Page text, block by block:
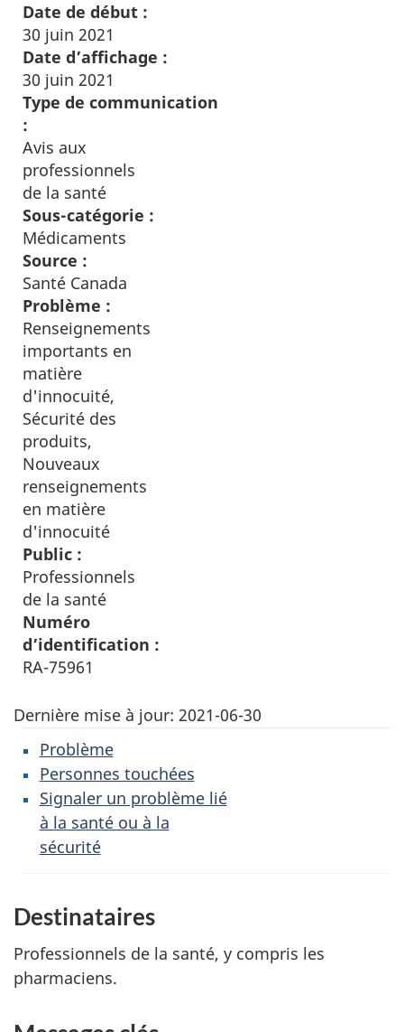
Date de début :
30 juin 2021
Date d’affichage :
30 juin 2021
Type de communication
:
Avis aux
professionnels
de la santé
Sous-catégorie :
Médicaments
Source :
Santé Canada
Problème :
Renseignements
importants en
matière
d'innocuité,
Sécurité des
produits,
Nouveaux
renseignements
en matière
d'innocuité
Public :
Professionnels
de la santé
Numéro
d’identification :
RA-75961
Dernière mise à jour: 2021-06-30
Problème
Personnes touchées
Signaler un problème lié
à la santé ou à la
sécurité
Destinataires
Professionnels de la santé, y compris les
pharmaciens.